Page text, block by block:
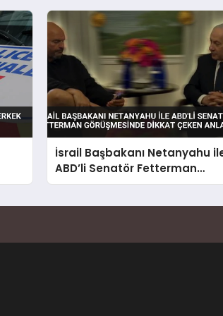
İsrail Başbakanı Netanyahu
ABD’li Senatör Fetterman
görüşmesinde dikkat çeken